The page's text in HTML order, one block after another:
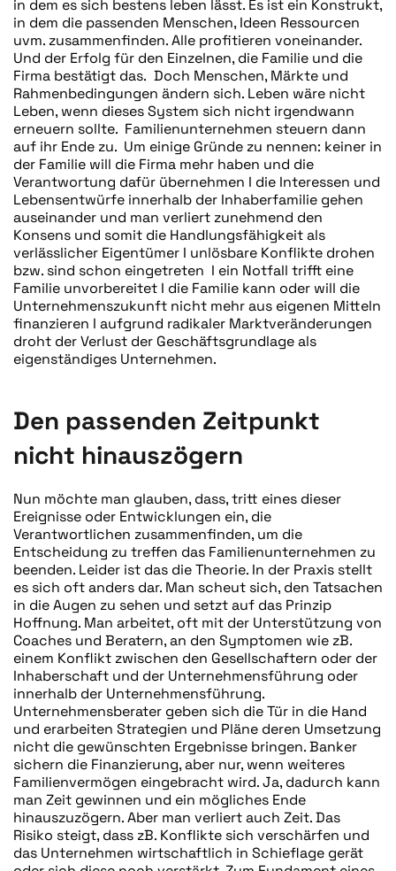
in dem es sich bestens leben lässt. Es ist ein Konstrukt,
in dem die passenden Menschen, Ideen Ressourcen
uvm. zusammenfinden. Alle profitieren voneinander.
Und der Erfolg für den Einzelnen, die Familie und die
Firma bestätigt das. Doch Menschen, Märkte und
Rahmenbedingungen ändern sich. Leben wäre nicht
Leben, wenn dieses System sich nicht irgendwann
erneuern sollte. Familienunternehmen steuern dann
auf ihr Ende zu. Um einige Gründe zu nennen: keiner in
der Familie will die Firma mehr haben und die
Verantwortung dafür übernehmen I die Interessen und
Lebensentwürfe innerhalb der Inhaberfamilie gehen
auseinander und man verliert zunehmend den
Konsens und somit die Handlungsfähigkeit als
verlässlicher Eigentümer I unlösbare Konflikte drohen
bzw. sind schon eingetreten I ein Notfall trifft eine
Familie unvorbereitet I die Familie kann oder will die
Unternehmenszukunft nicht mehr aus eigenen Mitteln
finanzieren I aufgrund radikaler Marktveränderungen
droht der Verlust der Geschäftsgrundlage als
eigenständiges Unternehmen.
Den passenden Zeitpunkt
nicht hinauszögern
Nun möchte man glauben, dass, tritt eines dieser
Ereignisse oder Entwicklungen ein, die
Verantwortlichen zusammenfinden, um die
Entscheidung zu treffen das Familienunternehmen zu
beenden. Leider ist das die Theorie. In der Praxis stellt
es sich oft anders dar. Man scheut sich, den Tatsachen
in die Augen zu sehen und setzt auf das Prinzip
Hoffnung. Man arbeitet, oft mit der Unterstützung von
Coaches und Beratern, an den Symptomen wie zB.
einem Konflikt zwischen den Gesellschaftern oder der
Inhaberschaft und der Unternehmensführung oder
innerhalb der Unternehmensführung.
Unternehmensberater geben sich die Tür in die Hand
und erarbeiten Strategien und Pläne deren Umsetzung
nicht die gewünschten Ergebnisse bringen. Banker
sichern die Finanzierung, aber nur, wenn weiteres
Familienvermögen eingebracht wird. Ja, dadurch kann
man Zeit gewinnen und ein mögliches Ende
hinauszuzögern. Aber man verliert auch Zeit. Das
Risiko steigt, dass zB. Konflikte sich verschärfen und
das Unternehmen wirtschaftlich in Schieflage gerät